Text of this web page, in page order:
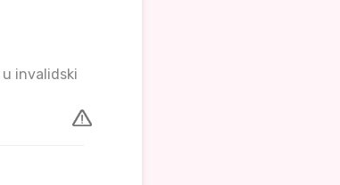
invalidski